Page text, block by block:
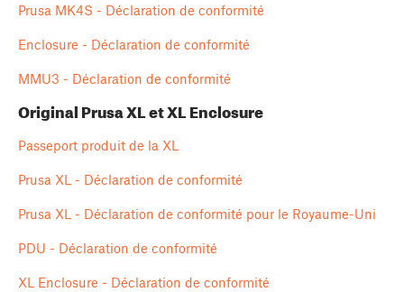
Prusa MK4S - Déclaration de conformité
Enclosure - Déclaration de conformité
MMU3 - Déclaration de conformité
Original Prusa XL et XL Enclosure
Passeport produit de la XL
Prusa XL - Déclaration de conformité
Prusa XL - Déclaration de conformité pour le Royaume-Uni
PDU - Déclaration de conformité
XL Enclosure - Déclaration de conformité